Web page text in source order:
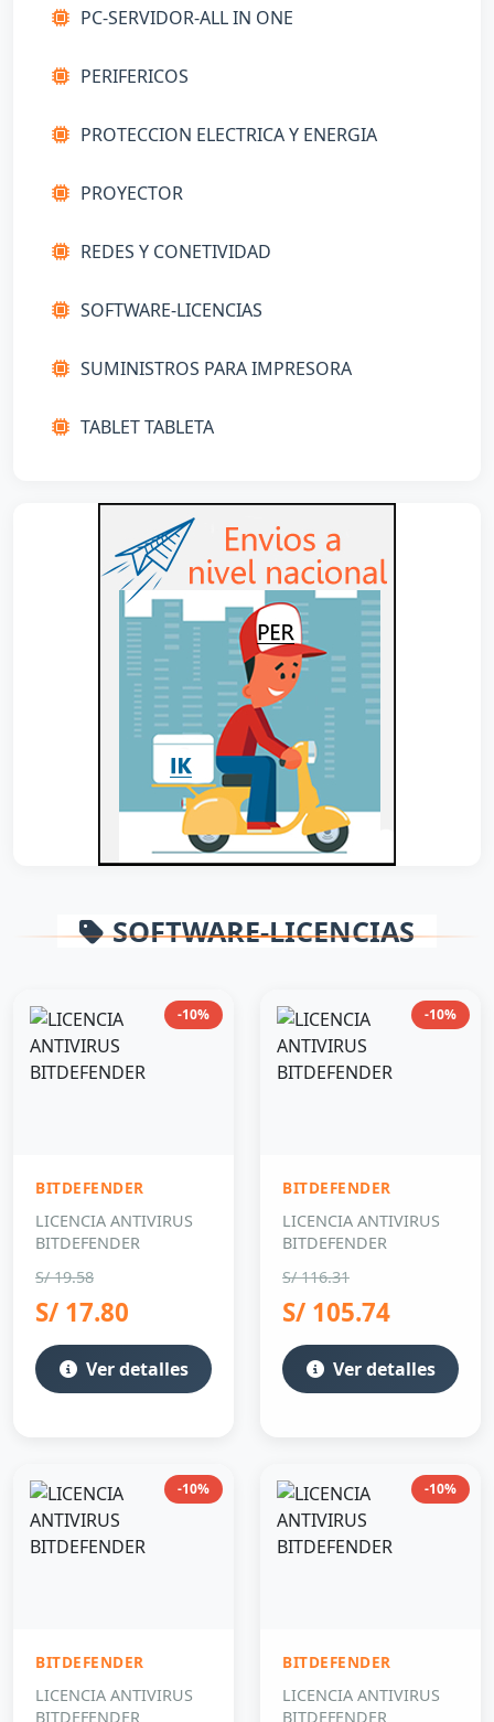
PC-SERVIDOR-ALL IN ONE
PERIFERICOS
PROTECCION ELECTRICA Y ENERGIA
PROYECTOR
REDES Y CONETIVIDAD
SOFTWARE-LICENCIAS
SUMINISTROS PARA IMPRESORA
TABLET TABLETA
SOFTWARE-LICENCIAS
-10%
BITDEFENDER
LICENCIA ANTIVIRUS
BITDEFENDER
S/ 19.58
S/ 17.80
Ver detalles
-10%
BITDEFENDER
LICENCIA ANTIVIRUS
BITDEFENDER
S/ 116.31
S/ 105.74
Ver detalles
-10%
BITDEFENDER
LICENCIA ANTIVIRUS
BITDEFENDER
-10%
BITDEFENDER
LICENCIA ANTIVIRUS
BITDEFENDER